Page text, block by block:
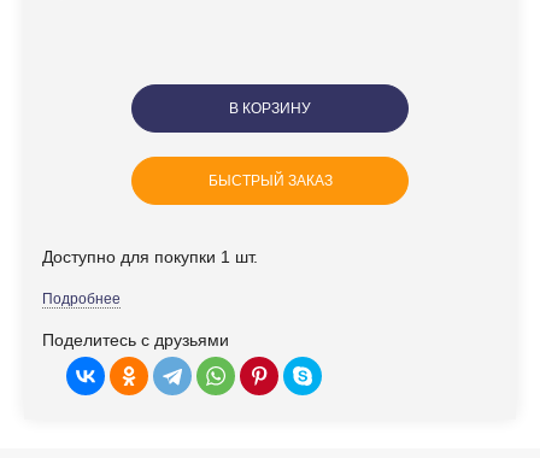
В КОРЗИНУ
БЫСТРЫЙ ЗАКАЗ
Доступно для покупки 1 шт.
Подробнее
Поделитесь с друзьями